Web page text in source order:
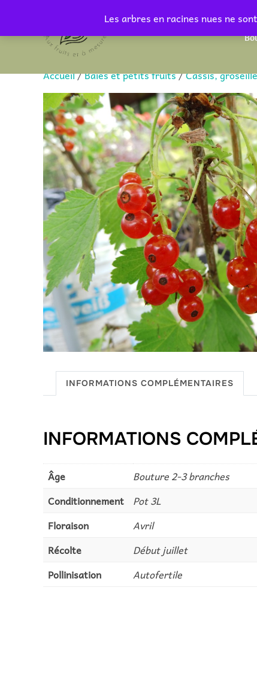
Les arbres en racines nues ne
contenu
Accueil/Baies et petits fruits/Cassis,
INFORMATIONS COMPLÉMENTAIRES
INFORMATIONS
Âge
Bouture 2-3 branches
Conditionnement
Pot 3L
Floraison
Avril
Récolte
Début juillet
Pollinisation
Autofertile